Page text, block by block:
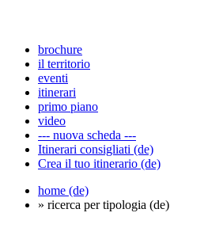
brochure
il territorio
eventi
itinerari
primo piano
video
--- nuova scheda ---
Itinerari consigliati (de)
Crea il tuo itinerario (de)
home (de)
» ricerca per tipologia (de)